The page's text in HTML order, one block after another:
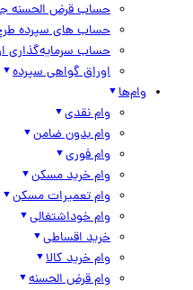
حساب قرض الحسنه جاری
حساب های سپرده طرح‌دار
حساب سرمایه‌گذاری ارزی
اوراق گواهی سپرده
وام‌ها
وام نقدی
وام بدون ضامن
وام فوری
وام خرید مسکن
وام تعمیرات مسکن
وام خوداشتغالی
خرید اقساطی
وام خرید کالا
وام قرض الحسنه